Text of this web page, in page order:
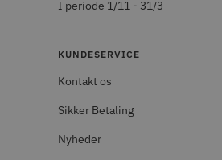
I periode 1/11 - 31/3
KUNDESERVICE
Kontakt os
Sikker Betaling
Nyheder